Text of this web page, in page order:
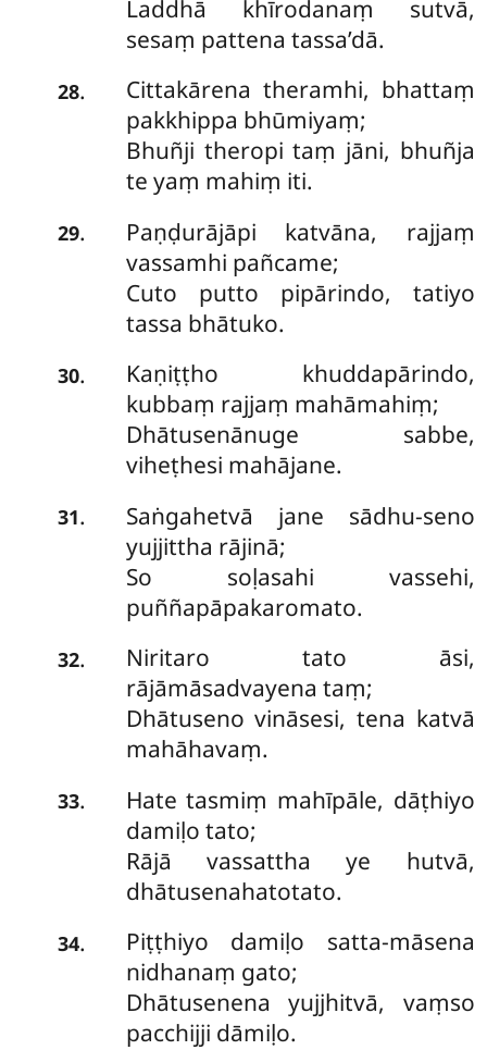
Laddhā khīrodanaṃ sutvā,
sesaṃ pattena tassa’dā.
28. Cittakārena theramhi, bhattaṃ
pakkhippa bhūmiyaṃ;
Bhuñji theropi taṃ jāni, bhuñja
te yaṃ mahiṃ iti.
29.
Paṇḍurājāpi katvāna, rajjaṃ
vassamhi pañcame;
Cuto putto pipārindo, tatiyo
tassa bhātuko.
30.
Kaṇiṭṭho khuddapārindo,
kubbaṃ rajjaṃ mahāmahiṃ;
Dhātusenānuge sabbe,
viheṭhesi mahājane.
31.
Saṅgahetvā jane sādhu-seno
yujjittha rājinā;
So soḷasahi vassehi,
puññapāpakaromato.
32.
Niritaro tato āsi,
rājāmāsadvayena taṃ;
Dhātuseno vināsesi, tena katvā
mahāhavaṃ.
33.
Hate tasmiṃ mahīpāle, dāṭhiyo
damiḷo tato;
Rājā vassattha ye hutvā,
dhātusenahatotato.
34.
Piṭṭhiyo damiḷo satta-māsena
nidhanaṃ gato;
Dhātusenena yujjhitvā, vaṃso
pacchijji dāmiḷo.